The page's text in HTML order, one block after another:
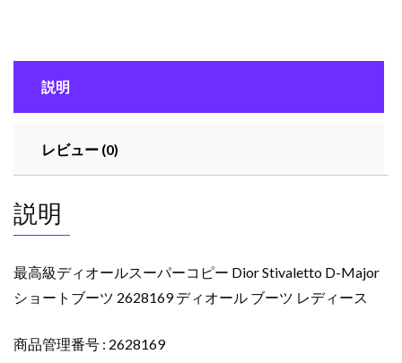
パ
ピ
Dior
Stivaletto
Major
シ
ー
説明
レビュー (0)
説明
最高級ディオールスーパーコピー Dior Stivaletto D-Major
ショートブーツ 2628169 ディオール ブーツ レディース
商品管理番号 : 2628169